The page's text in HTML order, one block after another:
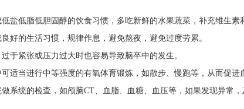
盐低脂低胆固醇的饮食习惯，多吃新鲜的水果蔬菜，补充维生素
好的生活习惯，规律作息，避免熬夜，避免过度劳累。
于紧张或压力过大时也容易导致脑卒中的发生。
适当进行中等强度的有氧体育锻炼，如散步、慢跑等，从而促进
系统的检查，如颅脑CT、血脂、血糖、血压等，如果发现异常，